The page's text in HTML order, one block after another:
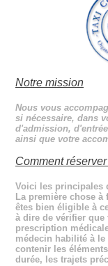
Notre mission
Nous vous
si nécessaire, dans
d'admission,
ainsi que votre
Comment
Voici les principales
La première chose
êtes bien éligible à
à dire de vérifier
prescription
médecin habilité à
contenir les
durée, les trajets